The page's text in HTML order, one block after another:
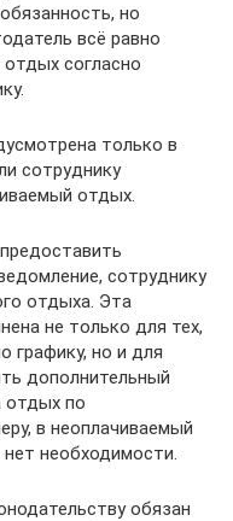
но
всё равно
согласно
только в
сотруднику
отдых.
сотруднику
отдыха. Эта
не только для тех,
графику, но и для
дополнительный
отдых по
в неоплачиваемый
необходимости.
обязан